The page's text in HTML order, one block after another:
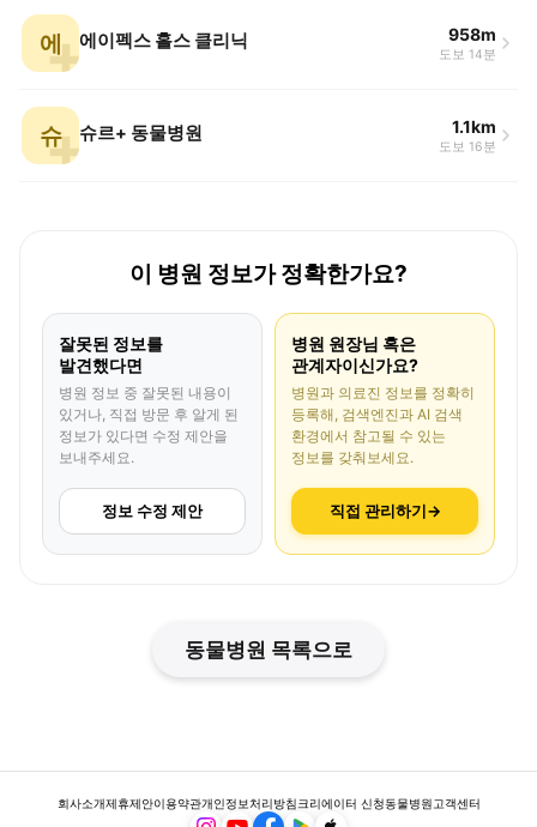
에 에이펙스 홀스 클리닉 958m
도보 14분
슈 슈르+ 동물병원 1.1km
도보 16분
이 병원 정보가 정확한가요?
잘못된 정보를
발견했다면
병원 정보 중 잘못된 내용이
있거나, 직접 방문 후 알게 된
정보가 있다면 수정 제안을
보내주세요.
정보 수정 제안
병원 원장님 혹은
관계자이신가요?
병원과 의료진 정보를 정확히
등록해, 검색엔진과 AI 검색
환경에서 참고될 수 있는
정보를 갖춰보세요.
직접 관리하기→
동물병원 목록으로
회사소개제휴제안이용약관개인정보처리방침크리에이터 신청동물병원고객센터